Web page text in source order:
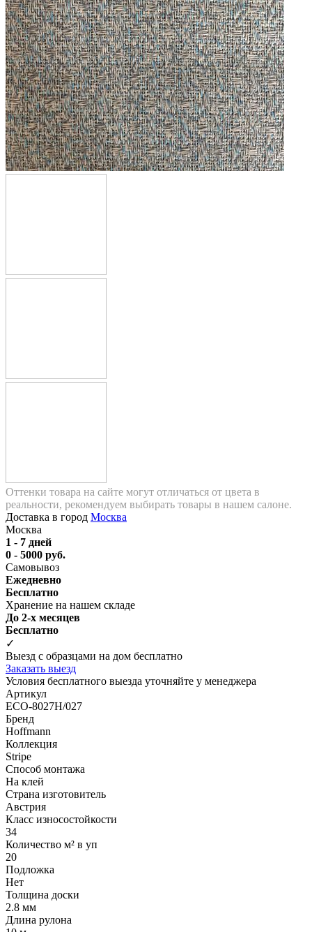
Оттенки товара на сайте могут отличаться от цвета в
реальности, рекомендуем выбирать товары в нашем салоне.
Доставка в город Москва
Москва
1 - 7 дней
0 - 5000 руб.
Самовывоз
Ежедневно
Бесплатно
Хранение на нашем складе
До 2-х месяцев
Бесплатно
✓
Выезд с образцами на дом бесплатно
Заказать выезд
Условия бесплатного выезда уточняйте у менеджера
Артикул
ECO-8027H/027
Бренд
Hoffmann
Коллекция
Stripe
Способ монтажа
На клей
Страна изготовитель
Австрия
Класс износостойкости
34
Количество м² в уп
20
Подложка
Нет
Толщина доски
2.8 мм
Длина рулона